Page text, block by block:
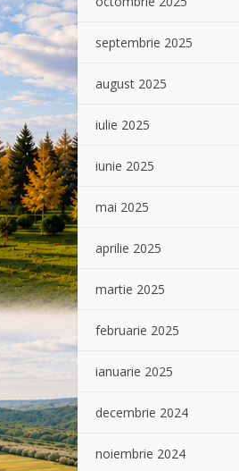
septembrie 2025
august 2025
iulie 2025
iunie 2025
mai 2025
aprilie 2025
martie 2025
februarie 2025
ianuarie 2025
decembrie 2024
noiembrie 2024